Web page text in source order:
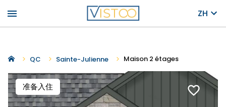
menu ZH
QC Sainte-Julienne Maison 2 étages
准备入住 favorite_border